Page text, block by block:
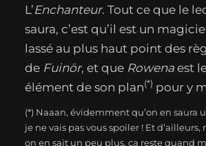
L’Enchanteur. Tout ce que le
saura, c’est qu’il est un
lassé au plus haut point des
de Fuinör, et que Rowena est
élément de son plan(*) pour y
(*) Naaan, évidemment qu’on en saura
je ne vais pas vous spoiler ! Et d’ailleurs,
on en sait un peu plus, ça reste quand